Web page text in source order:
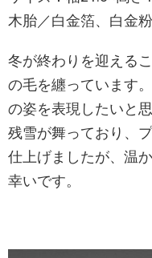
木胎／白金箔、白金粉
冬が終わりを迎える
の毛を纏っています
の姿を表現したいと
残雪が舞っており、
仕上げましたが、温
幸いです。